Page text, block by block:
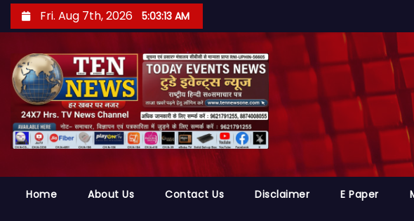
k
Fri. Aug 7th, 2026 5:03:14 AM
Home About Us Contact Us Disclaimer E Paper